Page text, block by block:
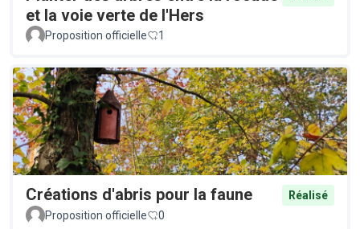
et la voie verte de l'Hers
Proposition officielle 1
Créations d'abris pour la faune
Réalisé
Proposition officielle
0